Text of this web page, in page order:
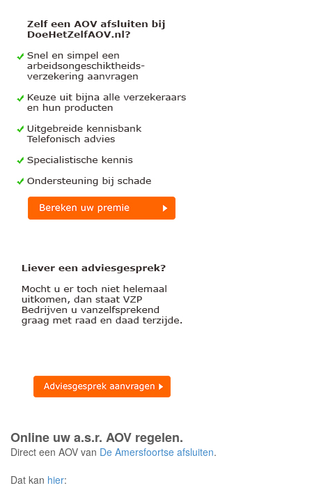
Online uw a.s.r. AOV regelen.
Direct een AOV van De Amersfoortse afsluiten.
Dat kan hier: